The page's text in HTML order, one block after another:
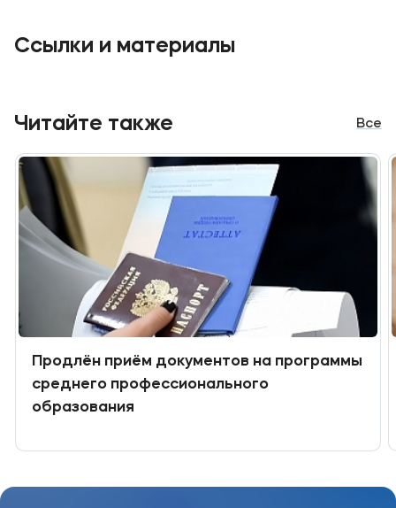
Ссылки и материалы
Читайте также Все
Продлён приём документов на программы
среднего профессионального
образования